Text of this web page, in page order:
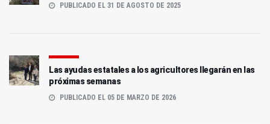
PUBLICADO EL 31 DE AGOSTO DE 2025
Las ayudas estatales a los agricultores llegarán en las
próximas semanas
PUBLICADO EL 05 DE MARZO DE 2026